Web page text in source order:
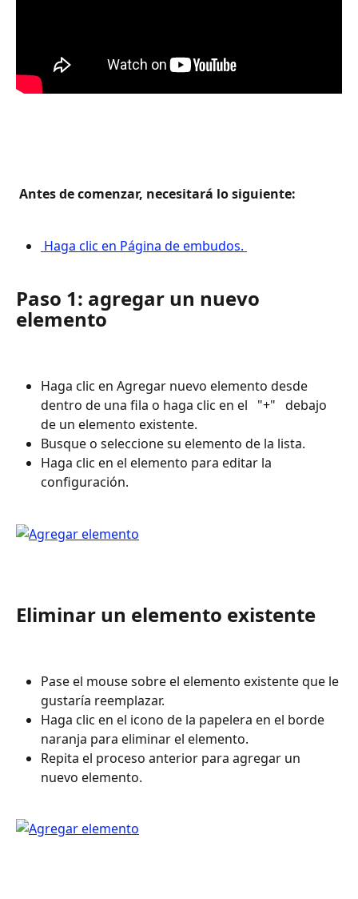
Antes de comenzar, necesitará lo siguiente:
Haga clic en Página de embudos.
Paso 1: agregar un nuevo
elemento
Haga clic en Agregar nuevo elemento desde
dentro de una fila o haga clic en el
"+" debajo
de un elemento existente.
Busque o seleccione su elemento de la lista.
Haga clic en el elemento para editar la
configuración.
Eliminar un elemento existente
Pase el mouse sobre el elemento existente que le
gustaría reemplazar.
Haga clic en el icono de la papelera en el borde
naranja para eliminar el elemento.
Repita el proceso anterior para agregar un
nuevo elemento.